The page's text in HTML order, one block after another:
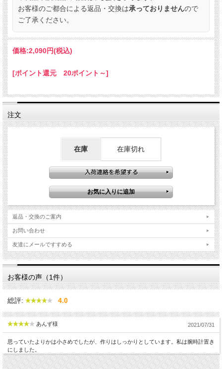
お客様のご都合による返品・交換は承っておりませんので
ご了承ください。
価格:2,090円(税込)
[ポイント還元 20ポイント～]
注文
在庫 在庫切れ
返品・交換のご案内
お問い合わせ
友達にメールですすめる
お客様の声（1件）
総評: 4.0
あんず様 2021/07/31
思っていたよりかは小さめでしたが、作りはしっかりとしています。私は腕時計置き
にしました。